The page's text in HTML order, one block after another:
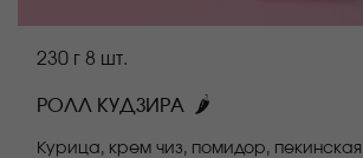
230 г 8 шт.
РОЛЛ КУДЗИРА 🌶
Курица, крем чиз, помидор, пекинская